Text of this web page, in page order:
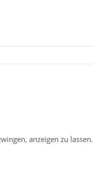
anzeigen zu lassen.